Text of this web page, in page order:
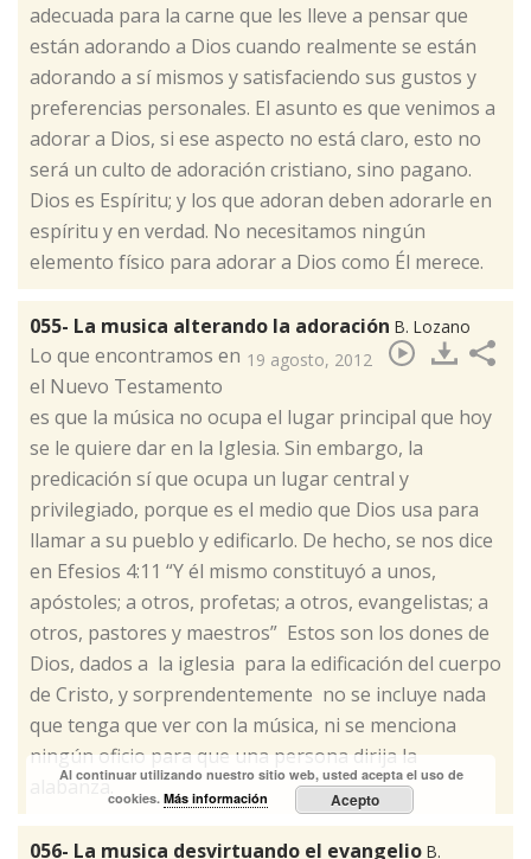
adecuada para la carne que les lleve a pensar que
están adorando a Dios cuando realmente se están
adorando a sí mismos y satisfaciendo sus gustos y
preferencias personales. El asunto es que venimos a
adorar a Dios, si ese aspecto no está claro, esto no
será un culto de adoración cristiano, sino pagano.
Dios es Espíritu; y los que adoran deben adorarle en
espíritu y en verdad. No necesitamos ningún
elemento físico para adorar a Dios como Él merece.​
055- La musica alterando la adoración B. Lozano
19 agosto, 2012
​Lo que encontramos en
el Nuevo Testamento
es que la música no ocupa el lugar principal que hoy
se le quiere dar en la Iglesia. Sin embargo, la
predicación sí que ocupa un lugar central y
privilegiado, porque es el medio que Dios usa para
llamar a su pueblo y edificarlo. De hecho, se nos dice
en Efesios 4:11 “Y él mismo constituyó a unos,
apóstoles; a otros, profetas; a otros, evangelistas; a
otros, pastores y maestros” Estos son los dones de
Dios, dados a la iglesia para la edificación del cuerpo
de Cristo, y sorprendentemente no se incluye nada
que tenga que ver con la música, ni se menciona
ningún oficio para que una persona dirija la
alabanza.
056- La musica desvirtuando el evangelio B.
Al continuar utilizando nuestro sitio web, usted acepta el uso de
cookies.Más información Acepto